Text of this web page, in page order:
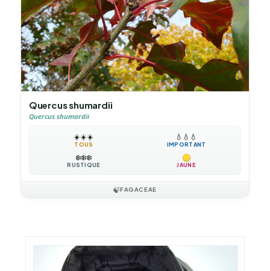
Quercus shumardii
Quercus shumardii
☀️☀️☀️
TOUS
💧 💧 💧
IMPORTANT
❄️❄️❄️
RUSTIQUE JAUNE
🍃FAGACEAE